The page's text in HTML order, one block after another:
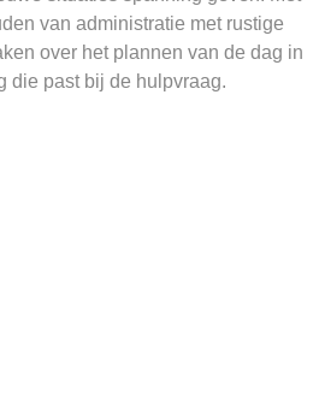
van administratie met rustige
over het plannen van de dag in
die past bij de hulpvraag.